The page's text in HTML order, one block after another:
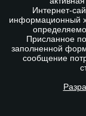
Интернет-
информационный
Присланное
заполненной
сообщение